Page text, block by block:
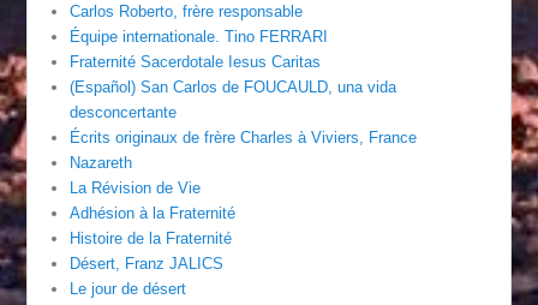
Carlos Roberto, frère responsable
Équipe internationale. Tino FERRARI
Fraternité Sacerdotale Iesus Caritas
(Español) San Carlos de FOUCAULD, una vida
desconcertante
Écrits originaux de frère Charles à Viviers, France
Nazareth
La Révision de Vie
Adhésion à la Fraternité
Histoire de la Fraternité
Désert, Franz JALICS
Le jour de désert